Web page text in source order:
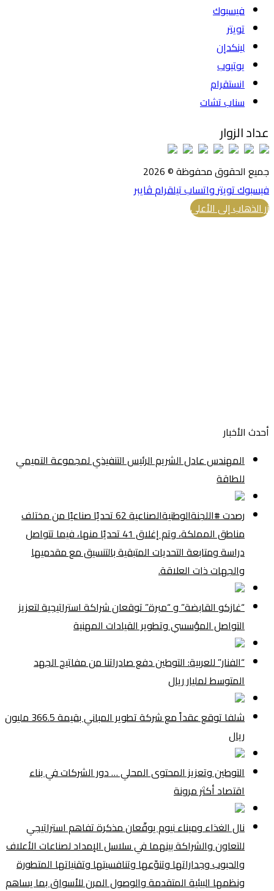
فيسبوك
تويتر
لينكدإن
يوتيوب
انستقرام
سناب تشات
عداد الزوار
جميع الحقوق محفوظة © 2026
فيسبوكتويتر واتسابتيلقرامڤايبر
زر الذهاب إلى الأعلى
أحدث الأخبار
المهندس عادل الشريم الرئيس التنفيذي لمجموعة التميمي
للطاقة
رصدت #اللجنةالوطنيةالصناعية 62 تحديًا صناعيًا من مختلف
مناطق المملكة، وتم إغلاق 41 تحديًا منها، فيما تتواصل
دراسة ومتابعة التحديات المتبقية بالتنسيق مع مقدميها
والجهات ذات العلاقة.
“غازكو القابضة” و “مبرة” توقعان شراكة استراتيجية لتعزيز
التواصل المؤسسي وتطوير القيادات المهنية
“الفنار” للعربية: التوطين دفع صادراتنا من مفاتيح الجهد
المتوسط لمليار ريال
شلفا توقع عقداً مع شركة تطوير المباني بقيمة 366.5 مليون
ريال
التوطين وتعزيز المحتوى المحلي … دور الشركات في بناء
اقتصاد أكثر مرونة
نال الغذاء وميناء نيوم يوقّعان مذكرة تفاهم استراتيجي
للتعاون والشراكة بينهما في سلاسل الإمداد لصناعات الأعلاف
والحبوب وجداراتها وتنوّعها وتنافسيتها وتقنياتها المتطورة
ونظمها البيئية المتقدمة والوصول المرن للأسواق بما يساهم